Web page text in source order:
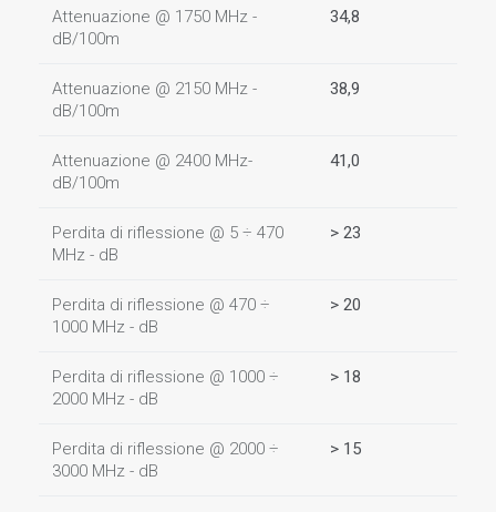
Attenuazione @ 1750 MHz -
dB/100m
34,8
Attenuazione @ 2150 MHz -
dB/100m
38,9
Attenuazione @ 2400 MHz-
dB/100m
41,0
Perdita di riflessione @ 5 ÷ 470
MHz - dB
> 23
Perdita di riflessione @ 470 ÷
1000 MHz - dB
> 20
Perdita di riflessione @ 1000 ÷
2000 MHz - dB
> 18
Perdita di riflessione @ 2000 ÷
3000 MHz - dB
> 15